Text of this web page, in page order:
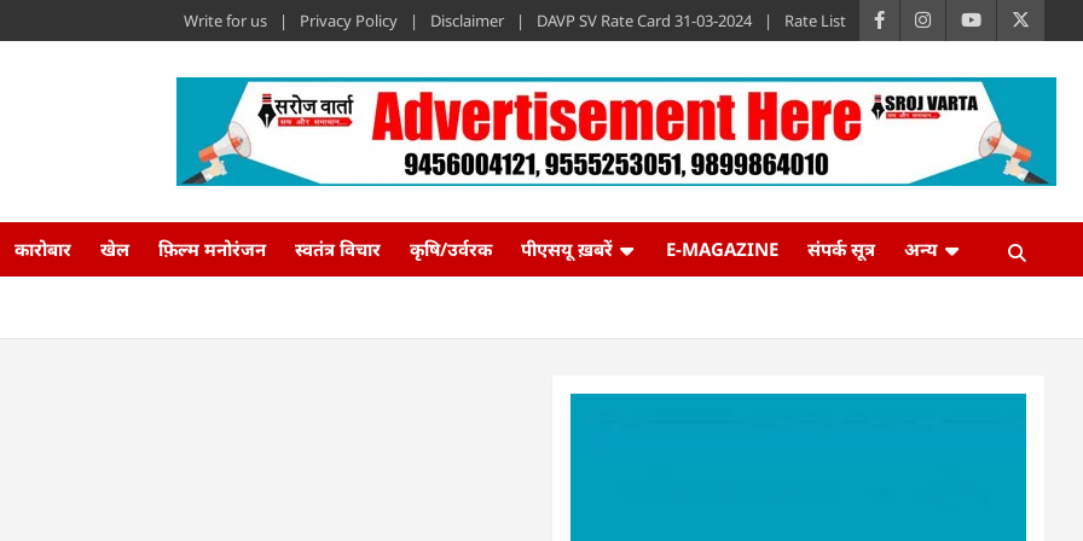
Write for us Privacy Policy Disclaimer DAVP SV Rate Card 31-03-2024 Rate List
कारोबार खेल फ़िल्म मनोरंजन स्वतंत्र विचार कृषि/उर्वरक पीएसयू ख़बरें E-MAGAZINE संपर्क सूत्र अन्य